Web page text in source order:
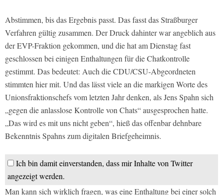
Abstimmen, bis das Ergebnis passt. Das fasst das Straßburger
Verfahren gültig zusammen. Der Druck dahinter war angeblich aus
der EVP-Fraktion gekommen, und die hat am Dienstag fast
geschlossen bei einigen Enthaltungen für die Chatkontrolle
gestimmt. Das bedeutet: Auch die CDU/CSU-Abgeordneten
stimmten hier mit. Und das lässt viele an die markigen Worte des
Unionsfraktionschefs vom letzten Jahr denken, als Jens Spahn sich
„gegen die anlasslose Kontrolle von Chats“ ausgesprochen hatte.
„Das wird es mit uns nicht geben“, hieß das offenbar dehnbare
Bekenntnis Spahns zum digitalen Briefgeheimnis.
Ich bin damit einverstanden, dass mir Inhalte von Twitter
angezeigt werden.
Man kann sich wirklich fragen, was eine Enthaltung bei einer solch